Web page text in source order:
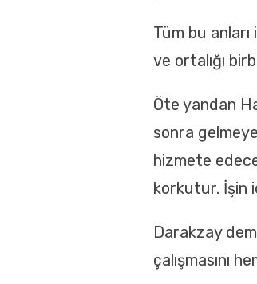
Tüm bu
ve ortalığı
Öte yandan
sonra
hizmete
korkutur. İşin
Darakzay
çalışmasını